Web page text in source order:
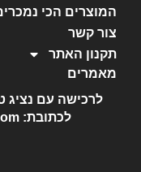
המוצרים הכי
צור קשר
תקנון האתר
מאמרים
לרכישה עם נציג
לכתובת: htofashion2022@gmail.com